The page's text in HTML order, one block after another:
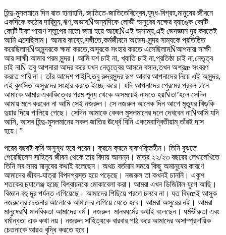
হিন্দু-মুসলমানে দিন রাত হানাহানি, জাতিতে-জাতিতেবিদ্বেষ,যুদ্ধ-বিগ্রহ,মানুষের জীবনে
একদিকে কঠোর দারিদ্র্য,ঋণ,অভাবÑঅন্যদিকে লোভী অসুরের যক্ষের ব্যাঙ্কে কোটি
কোটি টাকা পাষাণ স্তুপের মতো জমা হয়ে আছেÑএই অসাম্য,এই ভেদজ্ঞান দূর করতেই
আমি এসেছিলাম। আমার কাব্যে,সঙ্গীতে,কর্মজীবনে অভেদ-সুন্দর সাম্যকে প্রতিষ্ঠিত
করেছিলামÑঅসুন্দরকে ক্ষমা করতে,অসুরকে সংহার করতে এসেছিলামÑআপনারা সাক্ষী
আর সাক্ষী আমার পরম সুন্দর। আমি যশ চাই না, খ্যাতি চাই না,প্রতিষ্ঠা চাই না,নেতৃত্ব
চাই নাÑ তবু আপনারা আদর করে যখন নেতৃত্বের আসনে বসান,তখন অশ্রæ সংবরণ
করতে পারি না। তাঁর আদেশ পাইনি,তবু রুদ্রসুন্দর রূপ আবার আপনাদের নিয়ে এই অসুন্দর,
এই কুৎসিত অসুরদের সংহার করতে ইচ্ছে করে। যদি আপনাদের প্রেমের প্রবল টানে
আমাকে আমার একাকিত্বের পরম শূন্য থেকে অসময়েই নামতে হয়Ñতা’হলে সেদিন
আমায় মনে করবেন না আমি সেই নজরুল। সে নজরুল আনেক দিন আগে মৃত্যুর খিড়কি
দুয়ার দিয়ে পালিয়ে গেছে। সেদিন আমাকে কেবল মুসলমানের দলে দেখবেন নাÑআমি যদি
আসি, আসব হিন্দু-মুসলমানের সকল জাতির ঊর্ধ্বে যিনি একমেবাদ্বিতীয়াম্ তাঁরই দাস
হয়ে।”
পরের বছরই কবি অসুস্থ হয়ে পরেন। ক্রমে ক্রমে বাকশক্তিহীন। তিনি বুঝতে
পেরেছিলেন সাহিত্য জীবন থেকে তার বিদায় আসন্ন। মাত্র ২২/২৩ বছরের লেখালেখিতে
তিনি সব সময় মানুষের কথাই বলেছেন। অথচ বর্তমান সময়ে কিছু অমানুষের কারণে
আমাদের জীবন-যাত্রা বিপদগ্রস্ত হয়ে পড়েছে। নজরুল তা কখনই চাননি। একুশ
শতকের চ্যালেঞ্জ হচ্ছে বিশ্বায়নকে মোকাবেলা করা। আমরা এখন ডিজিটাল যুগে আছি।
বিজ্ঞান বহু দূর পর্যন্ত এগিয়েছে। আমাদের পিছিয়ে পরলে চলবে না। যত বিঘœই আসুক
নজরুলের চেতনার আলোকে আমাদের এগিয়ে যেতে হবে। আমরা অসুরের নই। আমরা
মানুষেরÑ মানবিকতা আমাদের ধর্ম। নজরুল মানবধর্মের কথাই বলেছেন। ধর্মভীরুতা এবং
ধর্মান্ধতা এক কথা নয়। নজরুল সাহিত্যকে বারবার পাঠ করে আমাদের অসাম্প্রদায়িক
চেতনাকে আরও বৃদ্ধি করতে হবে।